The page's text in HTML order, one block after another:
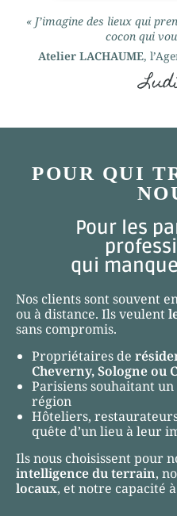
« J’imagine des lieux qui
cocon qui
Atelier LACHAUME,
POUR QUI
Pour les
qui
Nos clients sont souvent
ou à distance. Ils veulent
sans compromis.
Propriétaires de
Cheverny, Sologne ou
Parisiens souhaitant
région
Hôteliers,
quête d’un lieu à leur
Ils nous choisissent pour
intelligence du terrain,
locaux, et notre capacité à